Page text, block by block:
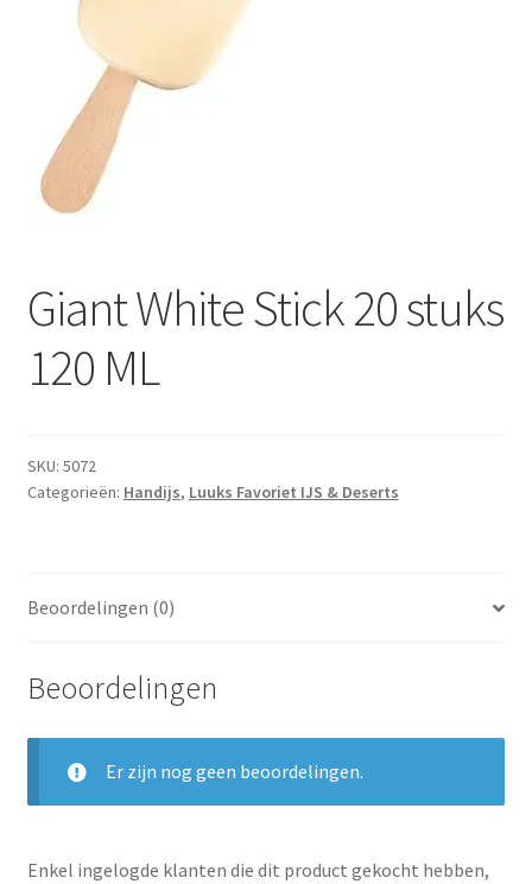
Droge Kruidenierswaren
Frites
Koeling
Salades
Stoverijen
Maaltijden Diepvries
Giant White Stick 20 stuks
120 ML
SKU: 5072
Categorieën: Handijs, Luuks Favoriet IJS & Deserts
Beoordelingen (0)
Beoordelingen
Er zijn nog geen beoordelingen.
Enkel ingelogde klanten die dit product gekocht hebben,